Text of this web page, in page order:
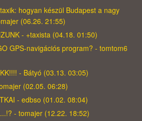
hogyan készül Budapest a nagy
(06.26. 21:55)
- +taxista (04.18. 01:50)
GPS-navigációs program? - tomtom6
- Bátyó (03.13. 03:05)
(02.05. 06:28)
- edbso (01.02. 08:04)
- tomajer (12.22. 18:52)